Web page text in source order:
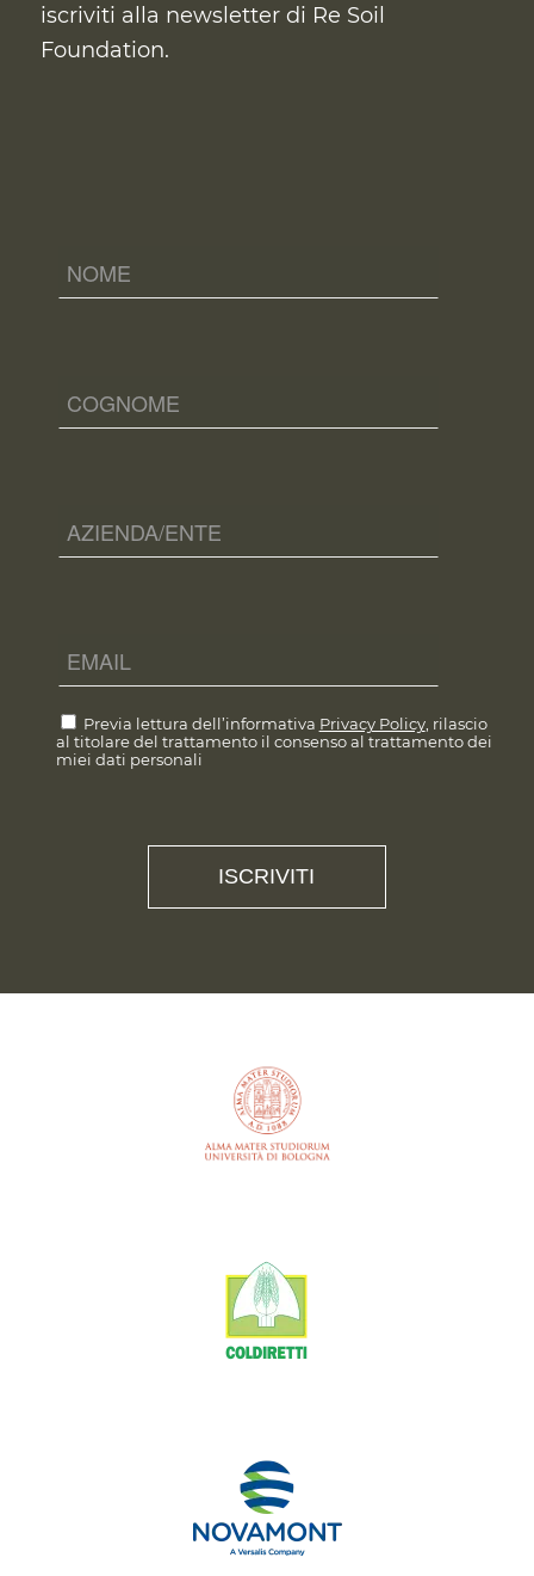
iscriviti alla newsletter di Re Soil
Foundation.
Previa lettura dell’informativa Privacy Policy, rilascio
al titolare del trattamento il consenso al trattamento dei
miei dati personali